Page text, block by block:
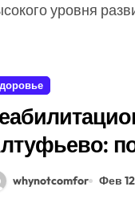
уровня
к
whynotcomfor Фев